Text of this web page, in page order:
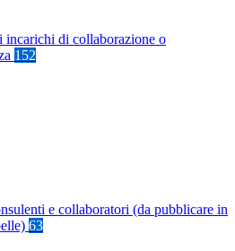
incarichi di collaborazione o
152
e collaboratori (da pubblicare in
63